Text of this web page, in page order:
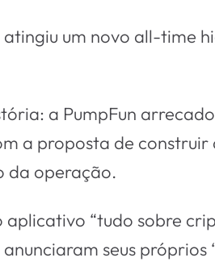
um novo all-time
a PumpFun
a proposta de
da operação.
“tudo sobre
seus próprios